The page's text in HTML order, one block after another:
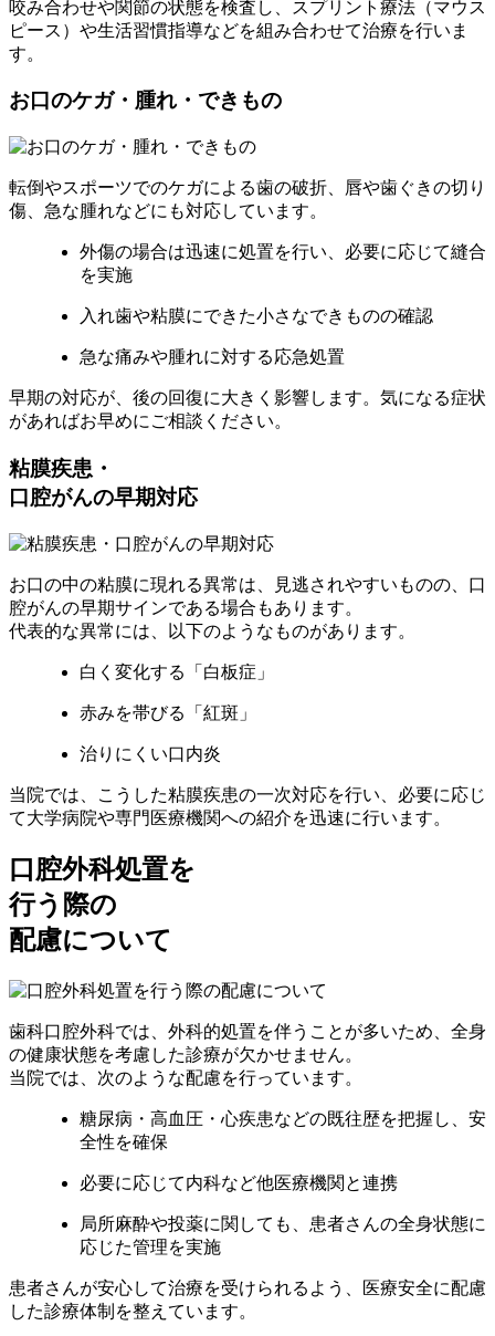
咬み合わせや関節の状態を検査し、スプリント療法（マウス
ピース）や生活習慣指導などを組み合わせて治療を行いま
す。
お口のケガ・腫れ・できもの
転倒やスポーツでのケガによる歯の破折、唇や歯ぐきの切り
傷、急な腫れなどにも対応しています。
外傷の場合は迅速に処置を行い、必要に応じて縫合
を実施
入れ歯や粘膜にできた小さなできものの確認
急な痛みや腫れに対する応急処置
早期の対応が、後の回復に大きく影響します。気になる症状
があればお早めにご相談ください。
粘膜疾患・
口腔がんの早期対応
お口の中の粘膜に現れる異常は、見逃されやすいものの、口
腔がんの早期サインである場合もあります。
代表的な異常には、以下のようなものがあります。
白く変化する「白板症」
赤みを帯びる「紅斑」
治りにくい口内炎
当院では、こうした粘膜疾患の一次対応を行い、必要に応じ
て大学病院や専門医療機関への紹介を迅速に行います。
口腔外科処置を
行う際の
配慮について
歯科口腔外科では、外科的処置を伴うことが多いため、全身
の健康状態を考慮した診療が欠かせません。
当院では、次のような配慮を行っています。
糖尿病・高血圧・心疾患などの既往歴を把握し、安
全性を確保
必要に応じて内科など他医療機関と連携
局所麻酔や投薬に関しても、患者さんの全身状態に
応じた管理を実施
患者さんが安心して治療を受けられるよう、医療安全に配慮
した診療体制を整えています。